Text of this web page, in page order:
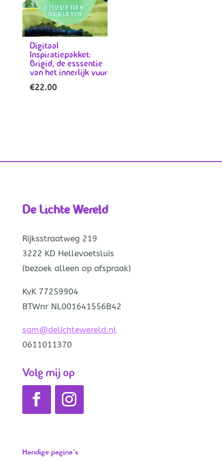
Digitaal
Inspiratiepakket:
Brigid, de esssentie
van het innerlijk vuur
€22.00
De Lichte Wereld
Rijksstraatweg 219
3222 KD Hellevoetsluis
(bezoek alleen op afspraak)
KvK 77259904
BTWnr NL001641556B42
sam@delichtewereld.nl
0611011370
Volg mij op
Handige pagina’s